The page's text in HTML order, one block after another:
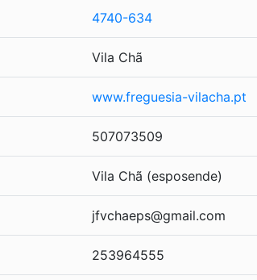
4740-634
Vila Chã
www.freguesia-vilacha.pt
507073509
Vila Chã (esposende)
jfvchaeps@gmail.com
253964555